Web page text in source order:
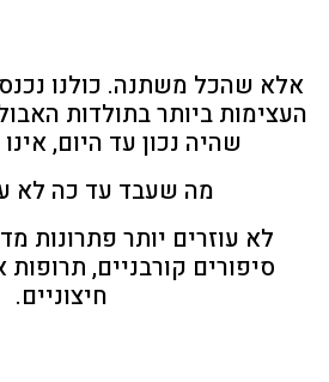
אלא שהכל משתנה. כולנו
העצימות ביותר בתולדות
שהיה נכון עד היום, אינו
מה שעבד עד כה לא
לא עוזרים יותר פתרונות
סיפורים קורבניים,
חיצוניים.